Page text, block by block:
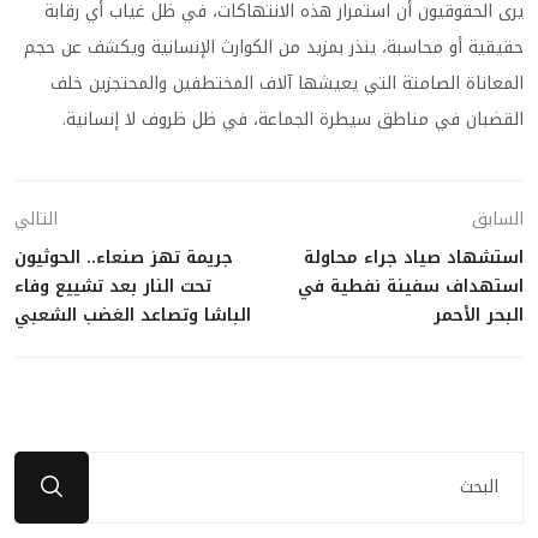
يرى الحقوقيون أن استمرار هذه الانتهاكات، في ظل غياب أي رقابة
حقيقية أو محاسبة، ينذر بمزيد من الكوارث الإنسانية ويكشف عن حجم
المعاناة الصامتة التي يعيشها آلاف المختطفين والمحتجزين خلف
القضبان في مناطق سيطرة الجماعة، في ظل ظروف لا إنسانية.
السابق
استشهاد صياد جراء محاولة
استهداف سفينة نفطية في
البحر الأحمر
التالي
جريمة تهز صنعاء.. الحوثيون
تحت النار بعد تشييع وفاء
الباشا وتصاعد الغضب الشعبي